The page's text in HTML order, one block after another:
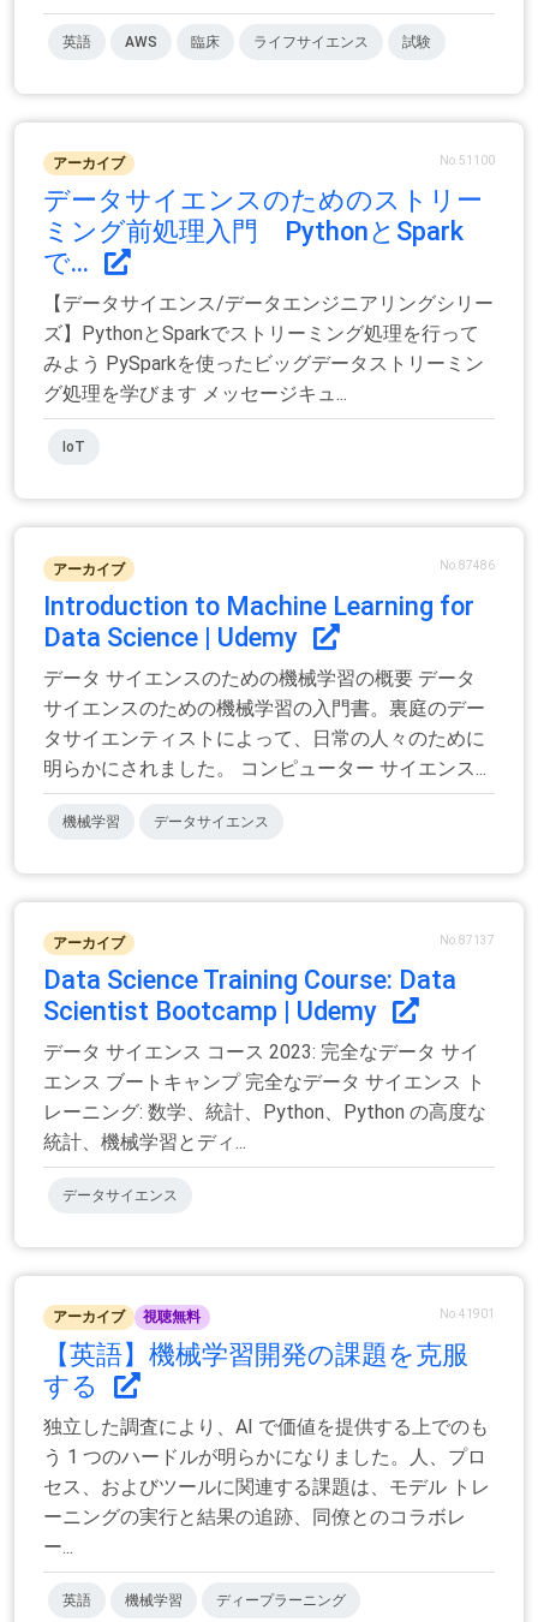
英語 AWS 臨床 ライフサイエンス 試験
アーカイブ No.51100
データサイエンスのためのストリー
ミング前処理入門 PythonとSpark
で...
【データサイエンス/データエンジニアリングシリー
ズ】PythonとSparkでストリーミング処理を行って
みよう PySparkを使ったビッグデータストリーミン
グ処理を学びます メッセージキュ...
IoT
アーカイブ No.87486
Introduction to Machine Learning for
Data Science | Udemy
データ サイエンスのための機械学習の概要 データ
サイエンスのための機械学習の入門書。裏庭のデー
タサイエンティストによって、日常の人々のために
明らかにされました。 コンピューター サイエンス...
機械学習 データサイエンス
アーカイブ No.87137
Data Science Training Course: Data
Scientist Bootcamp | Udemy
データ サイエンス コース 2023: 完全なデータ サイ
エンス ブートキャンプ 完全なデータ サイエンス ト
レーニング: 数学、統計、Python、Python の高度な
統計、機械学習とディ...
データサイエンス
アーカイブ 視聴無料 No.41901
【英語】機械学習開発の課題を克服
する
独立した調査により、AI で価値を提供する上でのも
う 1 つのハードルが明らかになりました。人、プロ
セス、およびツールに関連する課題は、モデル トレ
ーニングの実行と結果の追跡、同僚とのコラボレ
ー...
英語 機械学習 ディープラーニング